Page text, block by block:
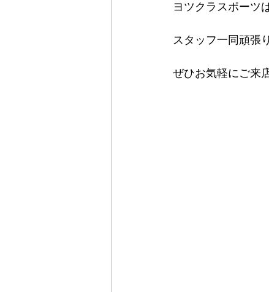
ヨツクラスポーツ
スタッフ一同頑張
ぜひお気軽にご来